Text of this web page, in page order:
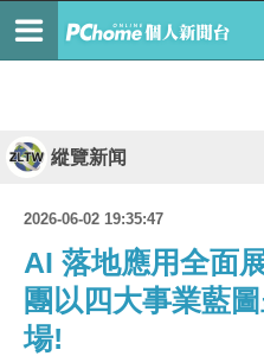
縱覽新闻
2026-06-02 19:35:47
AI 落地應用全面
團以四大事業藍
場!